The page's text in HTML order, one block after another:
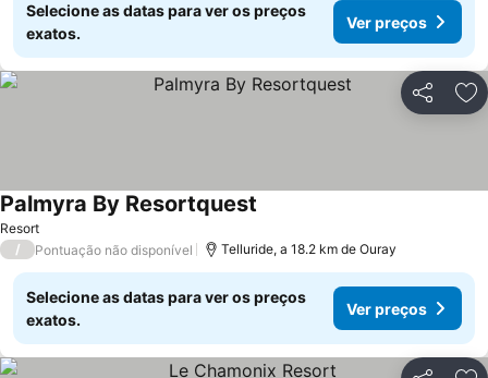
Selecione as datas para ver os preços
exatos.
Ver preços
Partilhar
Resort
Palmyra By Resortquest
/ Pontuação não disponível Telluride, a 18.2 km de Ouray
Selecione as datas para ver os preços
exatos.
Ver preços